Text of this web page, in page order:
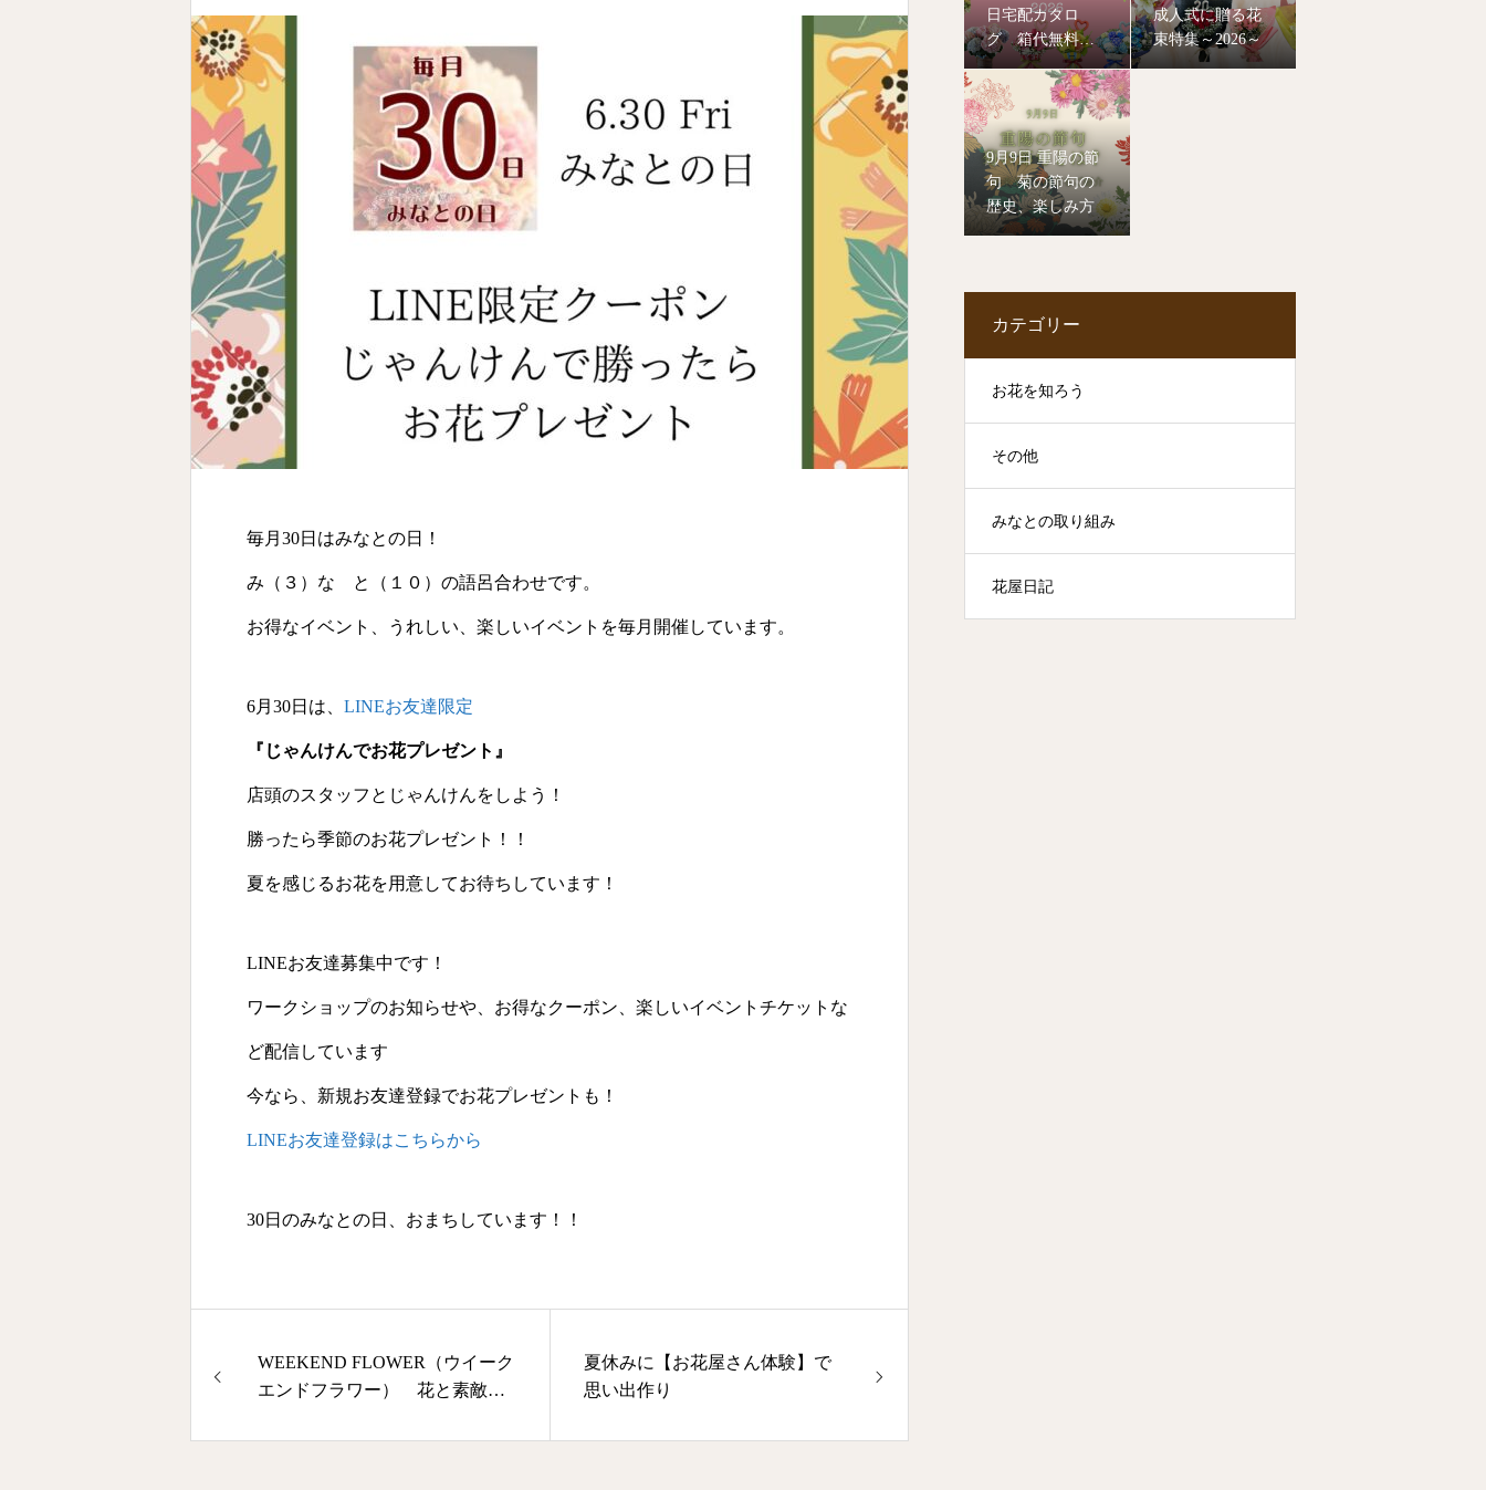
毎月30日はみなとの日！
み（３）な と（１０）の語呂合わせです。
お得なイベント、うれしい、楽しいイベントを毎月開催しています。
6月30日は、 LINEお友達限定
『じゃんけんでお花プレゼント』
店頭のスタッフとじゃんけんをしよう！
勝ったら季節のお花プレゼント！！
夏を感じるお花を用意してお待ちしています！
LINEお友達募集中です！
ワークショップのお知らせや、お得なクーポン、楽しいイベントチケットな
ど配信しています
今なら、新規お友達登録でお花プレゼントも！
LINEお友達登録はこちらから
30日のみなとの日、おまちしています！！
WEEKEND FLOWER（ウイーク
エンドフラワー） 花と素敵な
夏休みに【お花屋さん体験】で
思い出作り
日宅配カタロ
グ 箱代無料・
特別割引の特典
付き！2026年最
新版
成人式に贈る花
束特集～2026～
9月9日 重陽の節
句 菊の節句の
歴史、楽しみ方
カテゴリー
お花を知ろう
その他
みなとの取り組み
花屋日記